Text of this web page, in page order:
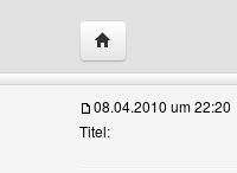
Website dieses
08.04.2010 um 22:20
Titel: